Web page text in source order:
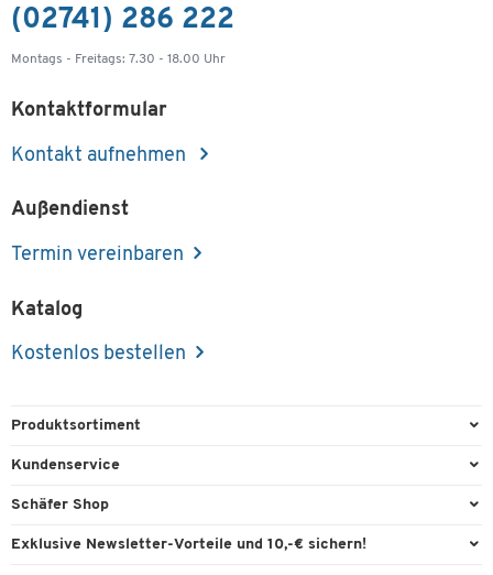
(02741) 286 222
Montags - Freitags: 7.30 - 18.00 Uhr
Kontaktformular
Kontakt aufnehmen
Außendienst
Termin vereinbaren
Katalog
Kostenlos bestellen
Produktsortiment
Büroausstattung
Kundenservice
Direktbestellung
Schäfer Shop
Services & Leistungen
Exklusive Newsletter-Vorteile und 10,-€ sichern!